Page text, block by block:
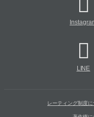
LINE
レーティング制度に